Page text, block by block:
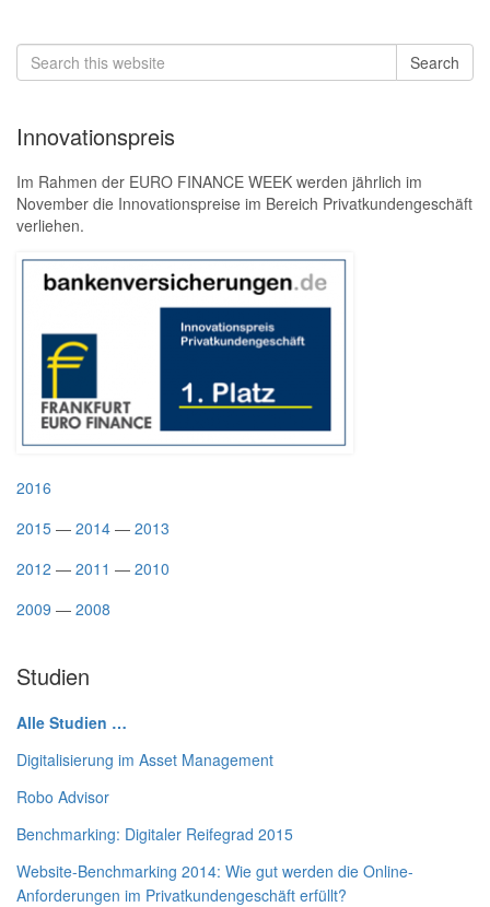
Search
for:
Search
Innovationspreis
Im Rahmen der EURO FINANCE WEEK werden jährlich im
November die Innovationspreise im Bereich Privatkundengeschäft
verliehen.
2016
2015 — 2014 — 2013
2012 — 2011 — 2010
2009 — 2008
Studien
Alle Studien …
Digitalisierung im Asset Management
Robo Advisor
Benchmarking: Digitaler Reifegrad 2015
Website-Benchmarking 2014: Wie gut werden die Online-
Anforderungen im Privatkundengeschäft erfüllt?